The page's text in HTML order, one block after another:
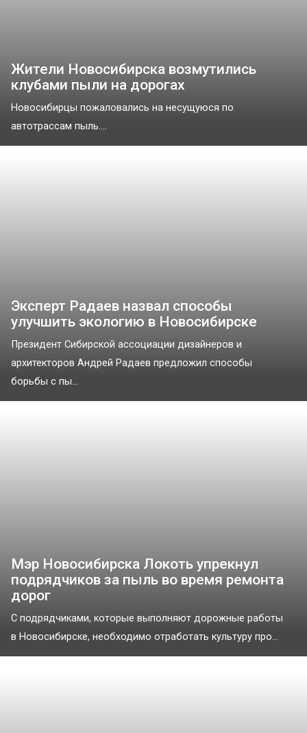
Жители Новосибирска возмутились
клубами пыли на дорогах
Новосибирцы пожаловались на несущуюся по
автотрассам пыль....
Эксперт Радаев назвал способы
улучшить экологию в Новосибирске
Президент Сибирской ассоциации дизайнеров и
архитекторов Андрей Радаев предложил способы
борьбы с пы...
Мэр Новосибирска Локоть упрекнул
подрядчиков за пыль во время ремонта
дорог
С подрядчиками, которые выполняют дорожные работы
в Новосибирске, необходимо отработать культуру про...